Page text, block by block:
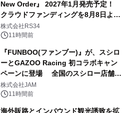
New Order』 2027年1月発売予定！
クラウドファンディングを8月8日より
開始
株式会社RS34
11時間前
『FUNBOO(ファンブー)』が、スシロ
ーとGAZOO Racing 初コラボキャン
ペーンに登場 全国のスシロー店舗で
GR 4車種の FUNBOO(ミニカー)付き
メニューが展開されます
株式会社JAM
11時間前
海外販路とインバウンド観光誘致を拡